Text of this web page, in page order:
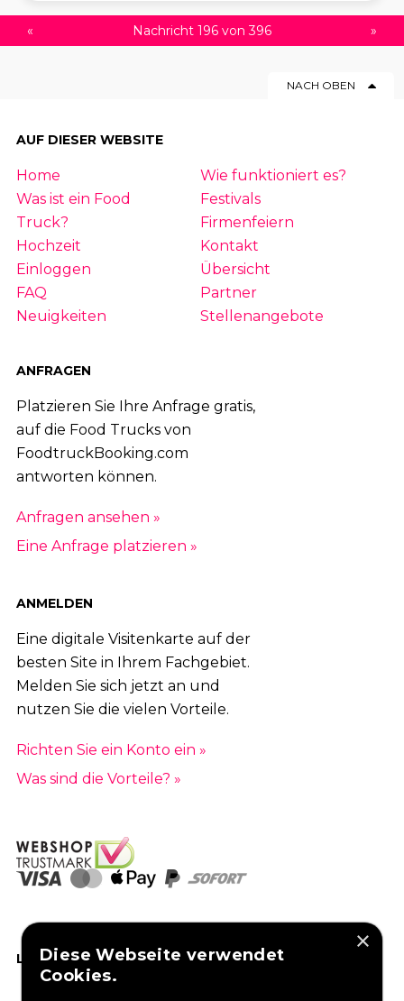
« Nachricht 196 von 396 »
NACH OBEN
AUF DIESER WEBSITE
Home
Wie funktioniert es?
Was ist ein Food
Truck?
Festivals
Firmenfeiern
Hochzeit
Kontakt
Einloggen
Übersicht
FAQ
Partner
Neuigkeiten
Stellenangebote
ANFRAGEN
Platzieren Sie Ihre Anfrage gratis,
auf die Food Trucks von
FoodtruckBooking.com
antworten können.
Anfragen ansehen »
Eine Anfrage platzieren »
ANMELDEN
Eine digitale Visitenkarte auf der
besten Site in Ihrem Fachgebiet.
Melden Sie sich jetzt an und
nutzen Sie die vielen Vorteile.
Richten Sie ein Konto ein »
Was sind die Vorteile? »
LIKEN SIE UNS AUF FACEBOOK
×
Diese Webseite verwendet
Cookies.